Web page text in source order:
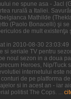
ne spune asa -
rurală a Italiei.
Mathilde
(Paolo Bonacelli) şi
de mult existenţa
in 2010-08-30 23:03:49
seriale TV pentru
noul sezon in a doua
Heroes, Nip/
internetului este
de pe platforma
si in acest an - iar
politist The Cops. ...